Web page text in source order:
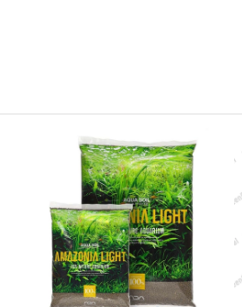
triển.